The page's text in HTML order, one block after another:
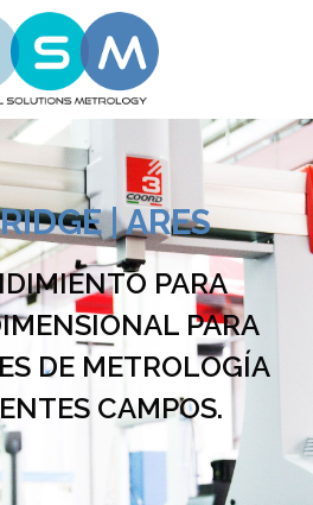
| ARES
PARA
PARA
DE METROLOGÍA
CAMPOS.